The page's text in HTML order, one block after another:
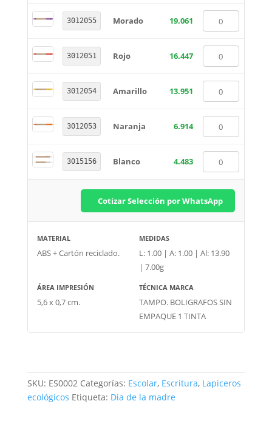
3012055 Morado 19.061
3012051 Rojo 16.447
3012054 Amarillo 13.951
3012053 Naranja 6.914
3015156 Blanco 4.483
Cotizar Selección por WhatsApp
MATERIAL
ABS + Cartón reciclado.
MEDIDAS
L: 1.00 | A: 1.00 | Al: 13.90
| 7.00g
ÁREA IMPRESIÓN
5,6 x 0,7 cm.
TÉCNICA MARCA
TAMPO. BOLIGRAFOS SIN
EMPAQUE 1 TINTA
SKU: ES0002 Categorías: Escolar, Escritura, Lapiceros
ecológicos Etiqueta: Dia de la madre